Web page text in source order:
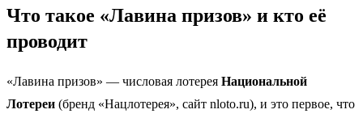
Что такое «Лавина призов» и кто её
проводит
«Лавина призов» — числовая лотерея Национальной
Лотереи (бренд «Нацлотерея», сайт nloto.ru), и это первое, что